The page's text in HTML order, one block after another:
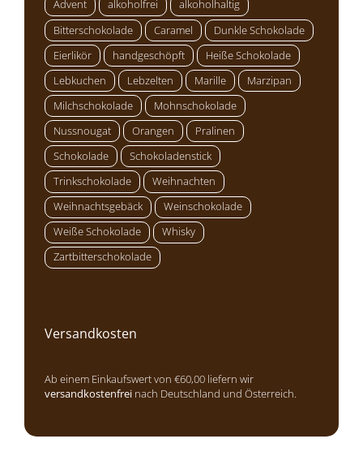
Advent alkoholfrei
alkoholhaltig
Bitterschokolade
Caramel
Dunkle Schokolade
Eierlikör
handgeschöpft
Heiße Schokolade
Lebkuchen
Lebzelten Marille
Marzipan
Milchschokolade
Mohnschokolade
Nussnougat
Orangen
Pralinen
Schokolade
Schokoladenstick
Trinkschokolade
Weihnachten
Weihnachtsgebäck
Weinschokolade
Weiße Schokolade
Whisky
Zartbitterschokolade
Versandkosten
Ab einem Einkaufswert von €60,00 liefern wir
versandkostenfrei nach Deutschland und Österreich.